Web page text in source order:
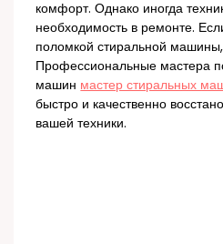
комфорт. Однако иногда
необходимость в ремонте.
поломкой стиральной
Профессиональные мастера
машин мастер стиральных
быстро и качественно
вашей техники.